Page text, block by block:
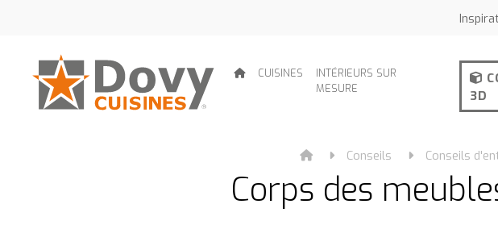
CUISINES
INTÉRIEURS SUR
MESURE
3D
Conseils Conseils
Corps des